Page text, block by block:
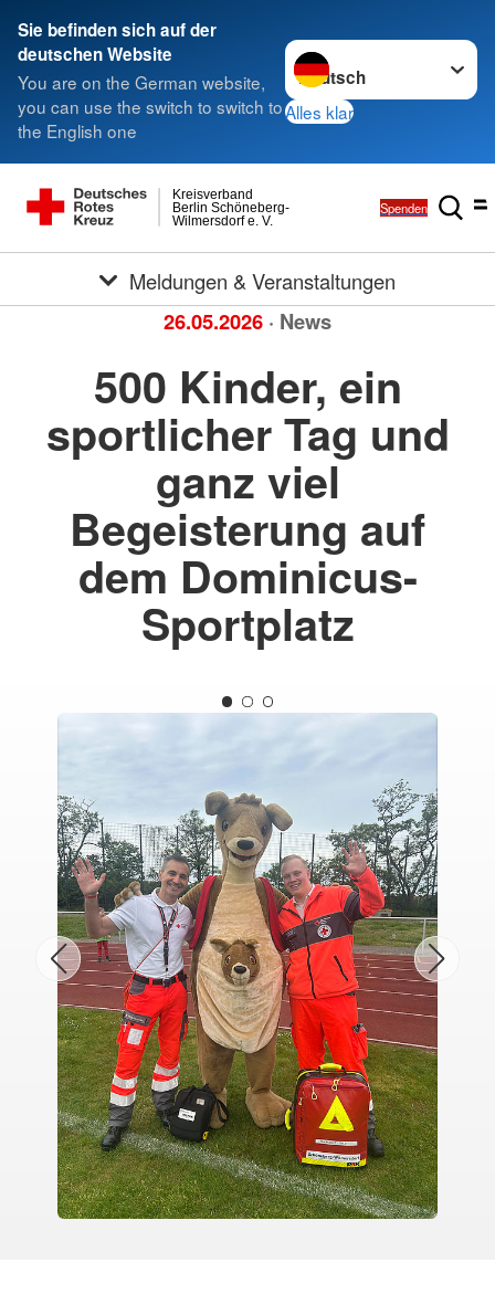
Sie befinden sich auf der
deutschen Website
You are on the German website,
you can use the switch to switch to
the English one
Sprache wechseln zu
Alles klar
Wilmersdorf e. V.
Berlin Schöneberg-
Kreisverband
Spenden
Meldungen & Veranstaltungen
26.05.2026 · News
500 Kinder, ein
sportlicher Tag und
ganz viel
Begeisterung auf
dem Dominicus-
Sportplatz